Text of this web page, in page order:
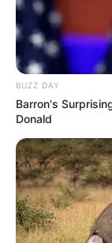
und
Freizeitbad
Winter ein
Sommer
BUZZ DAY
Barron's
Donald